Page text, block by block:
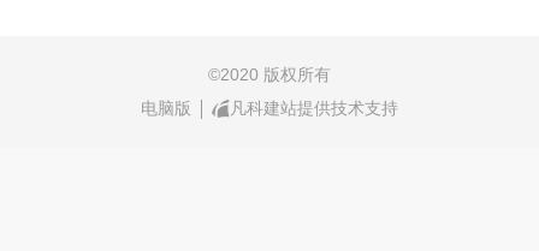
©2020 版权所有
电脑版
凡科建站提供技术支持